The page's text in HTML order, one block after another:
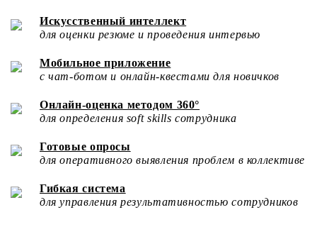
Искусственный интеллект
для оценки резюме и проведения интервью
Мобильное приложение
с чат-ботом и онлайн-квестами для новичков
Онлайн-оценка методом 360°
для определения soft skills сотрудника
Готовые опросы
для оперативного выявления проблем в коллективе
Гибкая система
для управления результативностью сотрудников